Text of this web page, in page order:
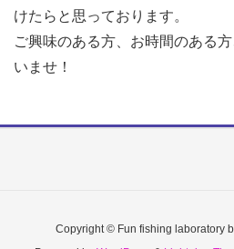
けたらと思っております。
ご興味のある方、お時間のある
いませ！
Copyright © Fun fishing laboratory